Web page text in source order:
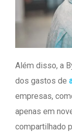
Além disso, a
dos gastos de
empresas,
apenas em
compartilhado